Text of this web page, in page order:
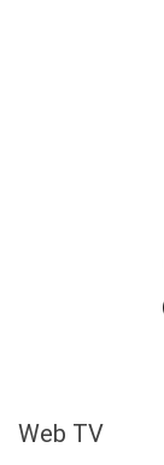
Web TV